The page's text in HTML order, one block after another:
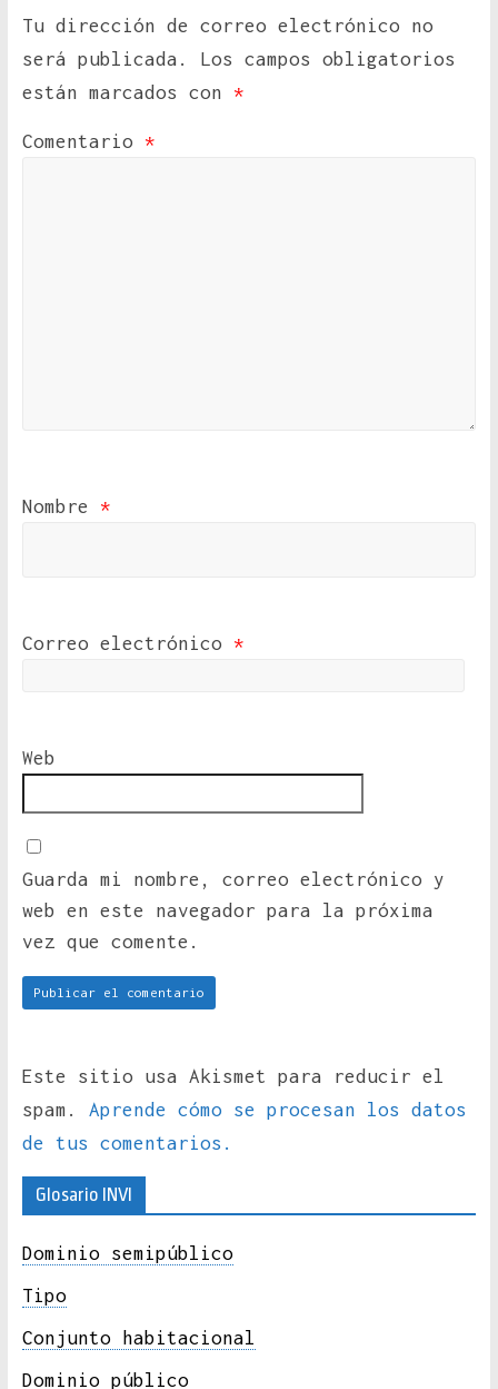
Tu dirección de correo electrónico no
será publicada.
Los campos obligatorios
están marcados con *
Comentario *
Nombre *
Correo electrónico *
Web
Guarda mi nombre, correo electrónico y
web en este navegador para la próxima
vez que comente.
Este sitio usa Akismet para reducir el
spam. Aprende cómo se procesan los datos
de tus comentarios.
Glosario INVI
Dominio semipúblico
Tipo
Conjunto habitacional
Dominio público